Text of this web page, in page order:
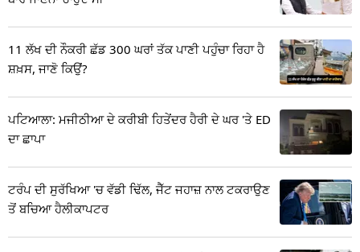
11 ਲੱਖ ਦੀ ਨੌਕਰੀ ਛੱਡ 300 ਘਰਾਂ ਤੱਕ ਪਾਣੀ ਪਹੁੰਚਾ ਰਿਹਾ ਹੈ
ਸ਼ਖ਼ਸ, ਜਾਣੋ ਕਿਉਂ?
ਪਟਿਆਲਾ: ਮਜੀਠੀਆ ਦੇ ਕਰੀਬੀ ਹਿਤੇਂਦਰ ਹੈਰੀ ਦੇ ਘਰ 'ਤੇ ED
ਦਾ ਛਾਪਾ
ਟਰੰਪ ਦੀ ਸੁਰੱਖਿਆ 'ਚ ਵੱਡੀ ਢਿੱਲ, ਜੈੱਟ ਜਹਾਜ਼ ਨਾਲ ਟਕਰਾਉਣ
ਤੋਂ ਬਚਿਆ ਹੈਲੀਕਾਪਟਰ